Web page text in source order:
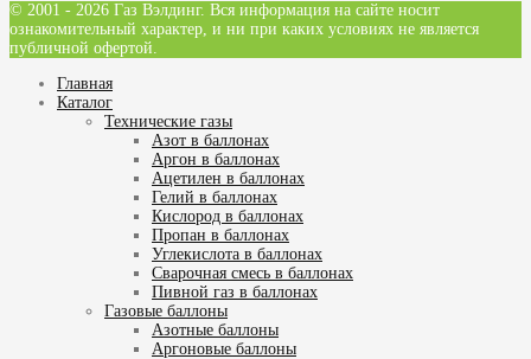
© 2001 - 2026 Газ Вэлдинг. Вся информация на сайте носит
ознакомительный характер, и ни при каких условиях не является
публичной офертой.
Главная
Каталог
Технические газы
Азот в баллонах
Аргон в баллонах
Ацетилен в баллонах
Гелий в баллонах
Кислород в баллонах
Пропан в баллонах
Углекислота в баллонах
Сварочная смесь в баллонах
Пивной газ в баллонах
Газовые баллоны
Азотные баллоны
Аргоновые баллоны